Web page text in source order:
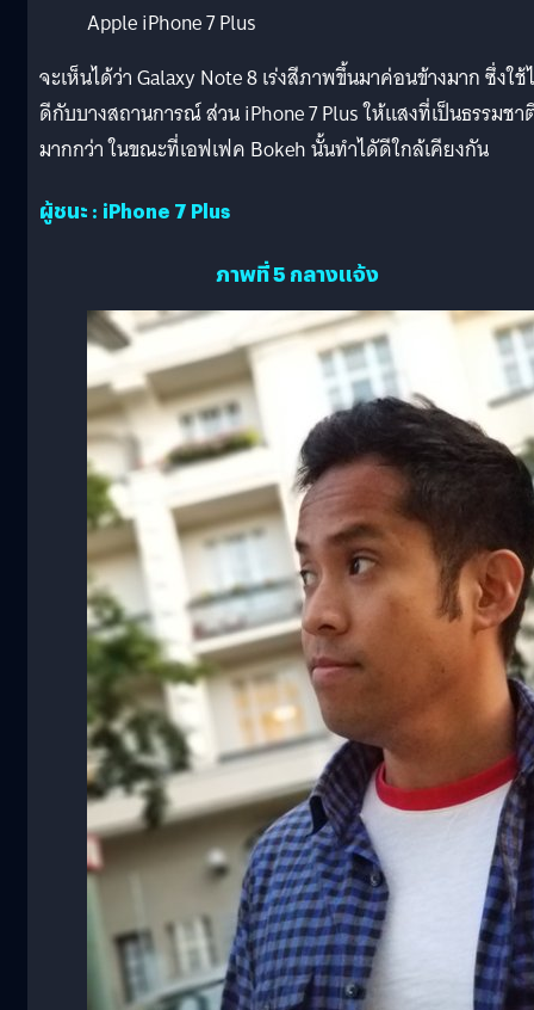
Apple iPhone 7 Plus
จะเห็นได้ว่า Galaxy Note 8 เร่งสีภาพขึ้นมาค่อนข้างมาก ซึ่งใช้
ดีกับบางสถานการณ์ ส่วน iPhone 7 Plus ให้แสงที่เป็นธรรมชา
มากกว่า ในขณะที่เอฟเฟค Bokeh นั้นทำไดัดีใกล้เคียงกัน
ผู้ชนะ : iPhone 7 Plus
ภาพที่ 5 กลางแจ้ง